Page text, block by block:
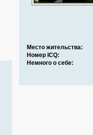
Место жительства:
Номер ICQ:
Немного о себе: